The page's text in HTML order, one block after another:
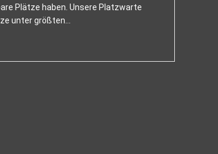
Plätze haben. Unsere Platzwarte
unter größten…